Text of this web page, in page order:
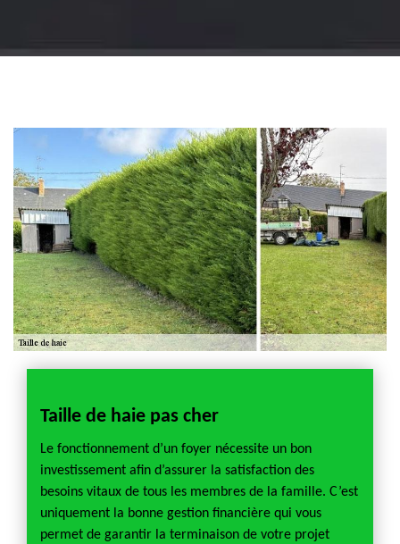
Taille de haie pas cher
Le fonctionnement d’un foyer nécessite un bon
investissement afin d’assurer la satisfaction des
besoins vitaux de tous les membres de la famille. C’est
uniquement la bonne gestion financière qui vous
permet de garantir la terminaison de votre projet